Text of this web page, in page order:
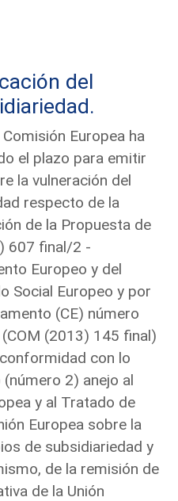
del
Europea ha
el plazo para emitir
la vulneración del
respecto de la
de la Propuesta de
607 final/2 -
Europeo y del
Social Europeo y por
(CE) número
(2013) 145 final)
con lo
2) anejo al
y al Tratado de
Europea sobre la
de subsidiariedad y
de la remisión de
de la Unión